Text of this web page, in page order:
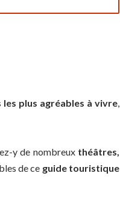
les plus agréables à vivre
y de nombreux théâtres,
de ce guide touristique